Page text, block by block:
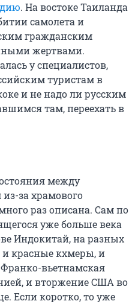
. На востоке Таиланда
самолета и
гражданским
жертвами.
у специалистов,
туристам в
и не надо ли русским
там, переехать в
между
за храмового
раз описана. Сам по
уже больше века
Индокитай, на разных
и красные кхмеры, и
вьетнамская
и вторжение США во
Если коротко, то уже